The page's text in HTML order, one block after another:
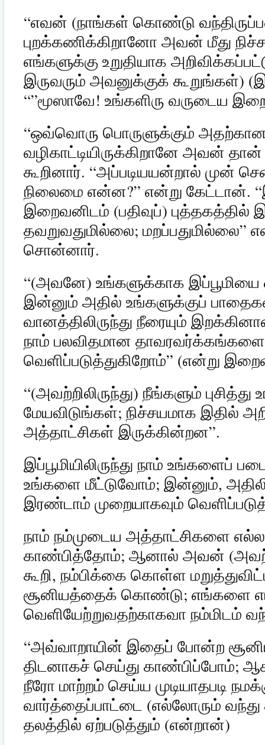
“எவன் (நாங்கள் கொண்டு
புறக்கணிக்கிறானோ அவன் மீது
எங்களுக்கு உறுதியாக
இருவரும் அவனுக்குக் கூறுங்கள்) (
“”மூஸாவே! உங்களிரு வருடைய
“ஒவ்வொரு பொருளுக்கும்
வழிகாட்டியிருக்கிறானே அவன்
கூறினார். “அப்படியயன்றால் முன்
நிலைமை என்ன?” என்று கேட்டான். “
இறைவனிடம் (பதிவுப்) புத்தகத்தில்
தவறுவதுமில்லை; மறப்பதுமில்லை”
சொன்னார்.
“(அவனே) உங்களுக்காக
இன்னும் அதில் உங்களுக்குப்
வானத்திலிருந்து நீரையும்
நாம் பலவிதமான தாவரவர்க்கங்களை
வெளிப்படுத்துகிறோம்” (என்று
“(அவற்றிலிருந்து) நீங்களும்
மேயவிடுங்கள்; நிச்சயமாக இதில்
அத்தாட்சிகள் இருக்கின்றன”.
இப்பூமியிலிருந்து நாம் உங்களைப்
உங்களை மீட்டுவோம்; இன்னும்,
இரண்டாம் முறையாகவும்
நாம் நம்முடைய அத்தாட்சிகளை
காண்பித்தோம்; ஆனால் அவன் (
கூறி, நம்பிக்கை கொள்ள
சூனியத்தைக் கொண்டு; எங்களை
வெளியேற்றுவதற்காகவா நம்மிடம்
“அவ்வாறாயின் இதைப் போன்ற
திடனாகச் செய்து காண்பிப்போம்;
நீரோ மாற்றம் செய்ய முடியாதபடி
வார்த்தைப்பாட்டை
(எல்லோரும்
தலத்தில் ஏற்படுத்தும் (என்றான்)